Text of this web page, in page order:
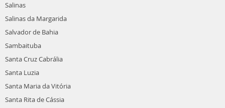
Salinas
Salinas da Margarida
Salvador de Bahia
Sambaituba
Santa Cruz Cabrália
Santa Luzia
Santa Maria da Vitória
Santa Rita de Cássia